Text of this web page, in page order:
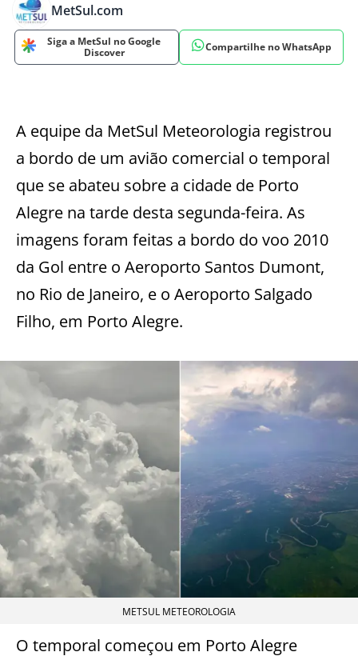
MetSul.com
Siga a MetSul no Google
Discover
Compartilhe no WhatsApp
A equipe da MetSul Meteorologia registrou
a bordo de um avião comercial o temporal
que se abateu sobre a cidade de Porto
Alegre na tarde desta segunda-feira. As
imagens foram feitas a bordo do voo 2010
da Gol entre o Aeroporto Santos Dumont,
no Rio de Janeiro, e o Aeroporto Salgado
Filho, em Porto Alegre.
METSUL METEOROLOGIA
O temporal começou em Porto Alegre